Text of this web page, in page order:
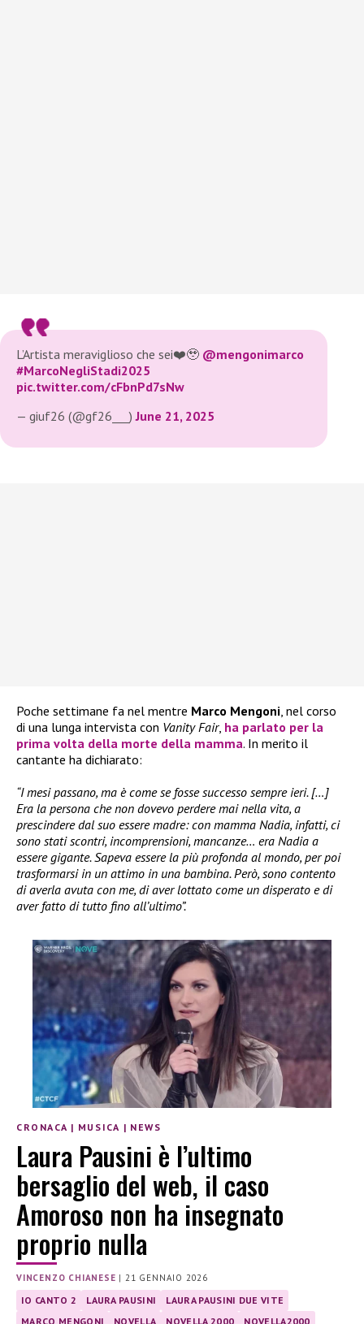
L’Artista meraviglioso che sei❤️🥹 @mengonimarco
#MarcoNegliStadi2025
pic.twitter.com/cFbnPd7sNw
— giuf26 (@gf26___)June 21, 2025
Poche settimane fa nel mentre Marco Mengoni, nel corso
di una lunga intervista con Vanity Fair, ha parlato per la
prima volta della morte della mamma. In merito il
cantante ha dichiarato:
“I mesi passano, ma è come se fosse successo sempre ieri. […]
Era la persona che non dovevo perdere mai nella vita, a
prescindere dal suo essere madre: con mamma Nadia, infatti, ci
sono stati scontri, incomprensioni, mancanze… era Nadia a
essere gigante. Sapeva essere la più profonda al mondo, per poi
trasformarsi in un attimo in una bambina. Però, sono contento
di averla avuta con me, di aver lottato come un disperato e di
aver fatto di tutto fino all’ultimo”.
CRONACA | MUSICA | NEWS
Laura Pausini è l’ultimo
bersaglio del web, il caso
Amoroso non ha insegnato
proprio nulla
VINCENZO CHIANESE | 21 GENNAIO 2026
IO CANTO 2 LAURA PAUSINI
LAURA PAUSINI DUE VITE
MARCO MENGONI
NOVELLA NOVELLA 2000 NOVELLA2000